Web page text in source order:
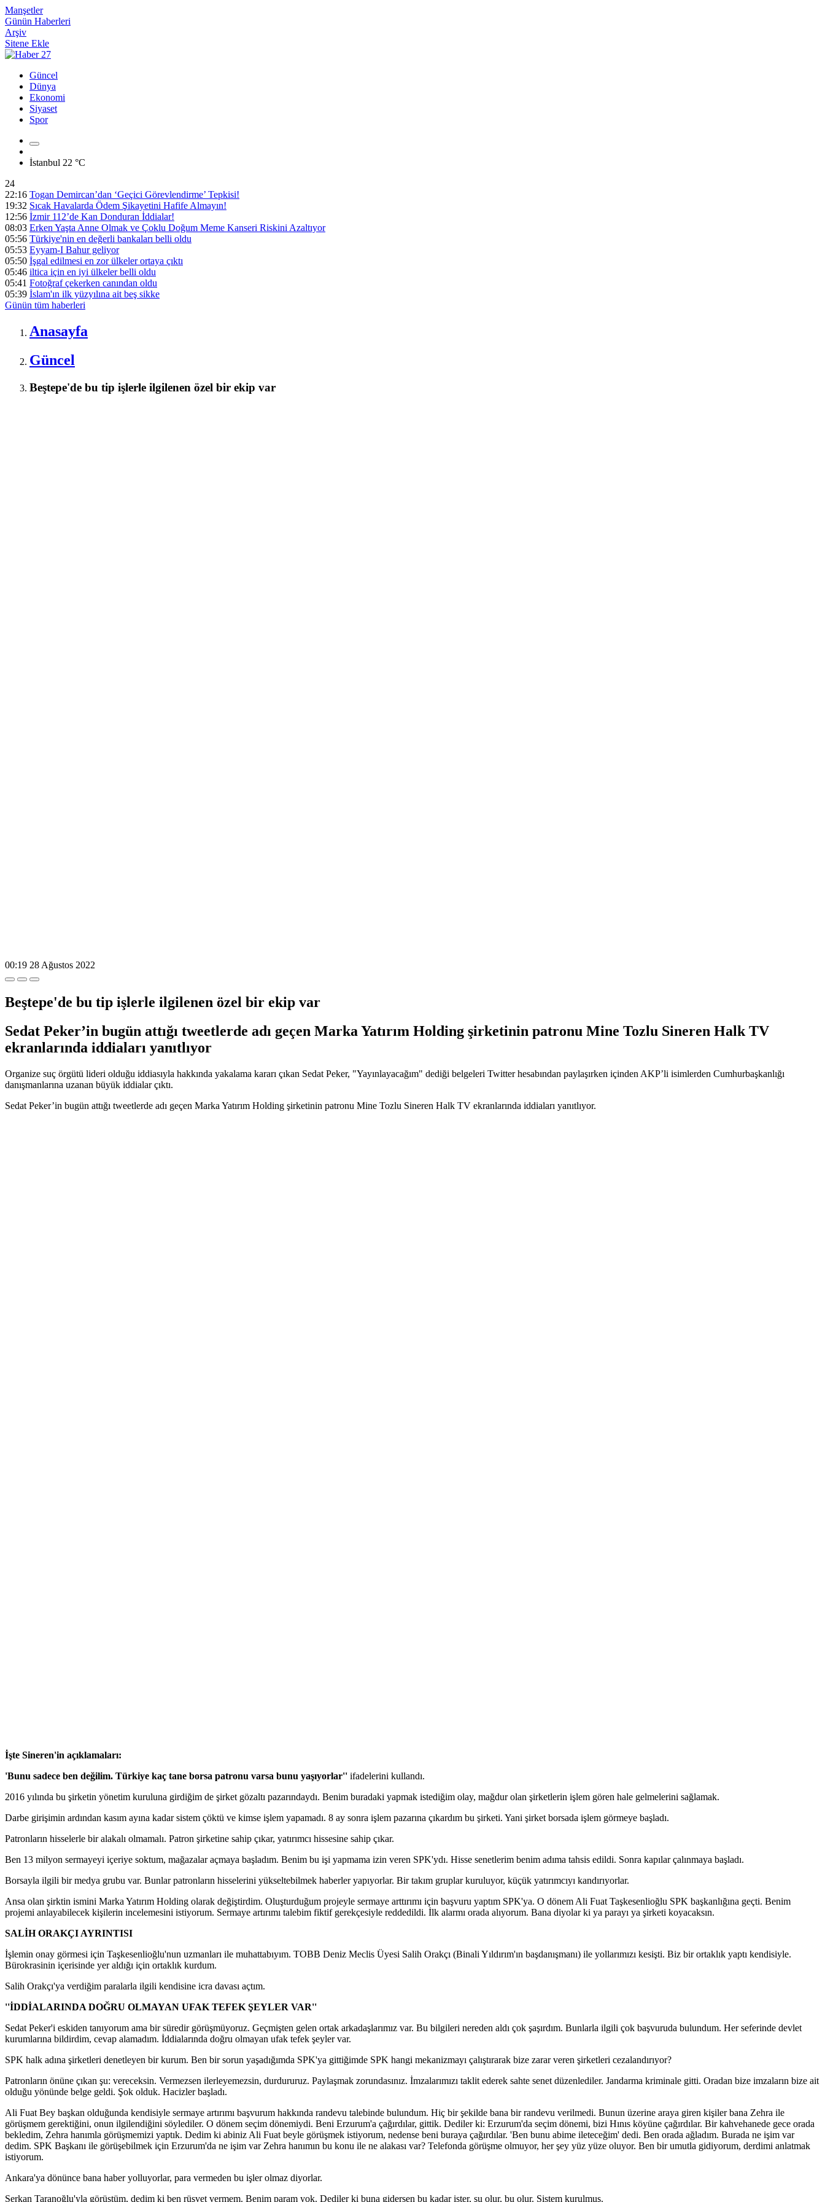
Manşetler
Günün Haberleri
Arşiv
Sitene Ekle
Güncel
Dünya
Ekonomi
Siyaset
Spor
İstanbul 22 °C
24
22:16 Togan Demircan’dan ‘Geçici Görevlendirme’ Tepkisi!
19:32 Sıcak Havalarda Ödem Şikayetini Hafife Almayın!
12:56 İzmir 112’de Kan Donduran İddialar!
08:03 Erken Yaşta Anne Olmak ve Çoklu Doğum Meme Kanseri Riskini Azaltıyor
05:56 Türkiye'nin en değerli bankaları belli oldu
05:53 Eyyam-I Bahur geliyor
05:50 İşgal edilmesi en zor ülkeler ortaya çıktı
05:46 iltica için en iyi ülkeler belli oldu
05:41 Fotoğraf çekerken canından oldu
05:39 İslam'ın ilk yüzyılına ait beş sikke
Günün tüm haberleri
Anasayfa
Güncel
Beştepe'de bu tip işlerle ilgilenen özel bir ekip var
00:19 28 Ağustos 2022
Beştepe'de bu tip işlerle ilgilenen özel bir ekip var
Sedat Peker’in bugün attığı tweetlerde adı geçen Marka Yatırım Holding şirketinin patronu Mine Tozlu Sineren Halk TV
ekranlarında iddiaları yanıtlıyor
Organize suç örgütü lideri olduğu iddiasıyla hakkında yakalama kararı çıkan Sedat Peker, "Yayınlayacağım" dediği belgeleri Twitter hesabından paylaşırken içinden AKP’li isimlerden Cumhurbaşkanlığı
danışmanlarına uzanan büyük iddialar çıktı.
Sedat Peker’in bugün attığı tweetlerde adı geçen Marka Yatırım Holding şirketinin patronu Mine Tozlu Sineren Halk TV ekranlarında iddiaları yanıtlıyor.
İşte Sineren'in açıklamaları:
'Bunu sadece ben değilim. Türkiye kaç tane borsa patronu varsa bunu yaşıyorlar'' ifadelerini kullandı.
2016 yılında bu şirketin yönetim kuruluna girdiğim de şirket gözaltı pazarındaydı. Benim buradaki yapmak istediğim olay, mağdur olan şirketlerin işlem gören hale gelmelerini sağlamak.
Darbe girişimin ardından kasım ayına kadar sistem çöktü ve kimse işlem yapamadı. 8 ay sonra işlem pazarına çıkardım bu şirketi. Yani şirket borsada işlem görmeye başladı.
Patronların hisselerle bir alakalı olmamalı. Patron şirketine sahip çıkar, yatırımcı hissesine sahip çıkar.
Ben 13 milyon sermayeyi içeriye soktum, mağazalar açmaya başladım. Benim bu işi yapmama izin veren SPK'ydı. Hisse senetlerim benim adıma tahsis edildi. Sonra kapılar çalınmaya başladı.
Borsayla ilgili bir medya grubu var. Bunlar patronların hisselerini yükseltebilmek haberler yapıyorlar. Bir takım gruplar kuruluyor, küçük yatırımcıyı kandırıyorlar.
Ansa olan şirktin ismini Marka Yatırım Holding olarak değiştirdim. Oluşturduğum projeyle sermaye arttırımı için başvuru yaptım SPK'ya. O dönem Ali Fuat Taşkesenlioğlu SPK başkanlığına geçti. Benim
projemi anlayabilecek kişilerin incelemesini istiyorum. Sermaye artırımı talebim fiktif gerekçesiyle reddedildi. İlk alarmı orada alıyorum. Bana diyolar ki ya parayı ya şirketi koyacaksın.
SALİH ORAKÇI AYRINTISI
İşlemin onay görmesi için Taşkesenlioğlu'nun uzmanları ile muhattabıyım. TOBB Deniz Meclis Üyesi Salih Orakçı (Binali Yıldırım'ın başdanışmanı) ile yollarımızı kesişti. Biz bir ortaklık yaptı kendisiyle.
Bürokrasinin içerisinde yer aldığı için ortaklık kurdum.
Salih Orakçı'ya verdiğim paralarla ilgili kendisine icra davası açtım.
''İDDİALARINDA DOĞRU OLMAYAN UFAK TEFEK ŞEYLER VAR''
Sedat Peker'i eskiden tanıyorum ama bir süredir görüşmüyoruz. Geçmişten gelen ortak arkadaşlarımız var. Bu bilgileri nereden aldı çok şaşırdım. Bunlarla ilgili çok başvuruda bulundum. Her seferinde devlet
kurumlarına bildirdim, cevap alamadım. İddialarında doğru olmayan ufak tefek şeyler var.
SPK halk adına şirketleri denetleyen bir kurum. Ben bir sorun yaşadığımda SPK'ya gittiğimde SPK hangi mekanizmayı çalıştırarak bize zarar veren şirketleri cezalandırıyor?
Patronların önüne çıkan şu: vereceksin. Vermezsen ilerleyemezsin, durdururuz. Paylaşmak zorundasınız. İmzalarımızı taklit ederek sahte senet düzenlediler. Jandarma kriminale gitti. Oradan bize imzaların bize ait
olduğu yönünde belge geldi. Şok olduk. Hacizler başladı.
Ali Fuat Bey başkan olduğunda kendisiyle sermaye artırımı başvurum hakkında randevu talebinde bulundum. Hiç bir şekilde bana bir randevu verilmedi. Bunun üzerine araya giren kişiler bana Zehra ile
görüşmem gerektiğini, onun ilgilendiğini söylediler. O dönem seçim dönemiydi. Beni Erzurum'a çağırdılar, gittik. Dediler ki: Erzurum'da seçim dönemi, bizi Hınıs köyüne çağırdılar. Bir kahvehanede gece orada
bekledim, Zehra hanımla görüşmemizi yaptık. Dedim ki abiniz Ali Fuat beyle görüşmek istiyorum, nedense beni buraya çağırdılar. 'Ben bunu abime ileteceğim' dedi. Ben orada ağladım. Burada ne işim var
dedim. SPK Başkanı ile görüşebilmek için Erzurum'da ne işim var Zehra hanımın bu konu ile ne alakası var? Telefonda görüşme olmuyor, her şey yüz yüze oluyor. Ben bir umutla gidiyorum, derdimi anlatmak
istiyorum.
Ankara'ya dönünce bana haber yolluyorlar, para vermeden bu işler olmaz diyorlar.
Serkan Taranoğlu'yla görüştüm, dedim ki ben rüşvet vermem. Benim param yok. Dediler ki buna gidersen bu kadar ister, şu olur, bu olur. Sistem kurulmuş.